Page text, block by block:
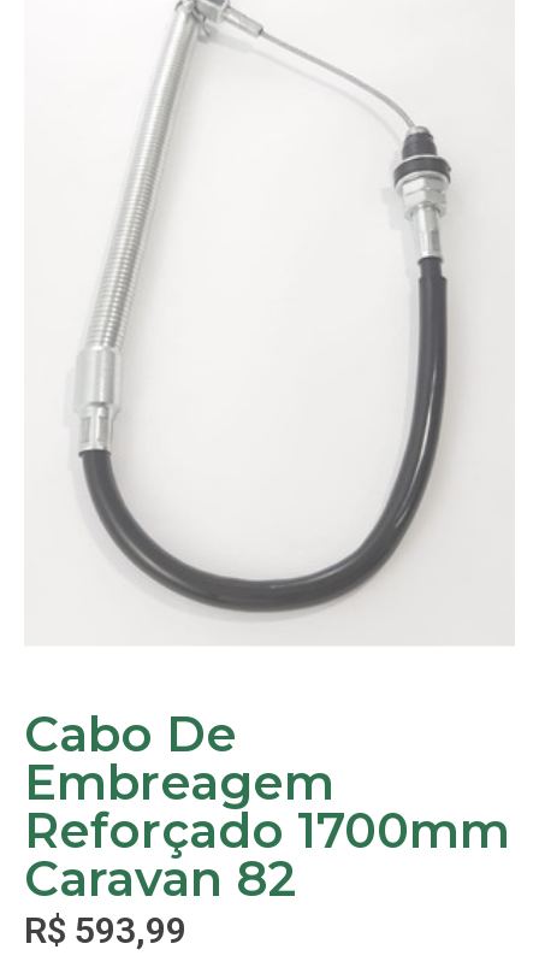
Cabo De
Embreagem
Reforçado 1700mm
Caravan 82
R$ 593,99